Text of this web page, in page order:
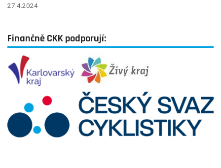
27.4.2024
Finančně CKK podporují: